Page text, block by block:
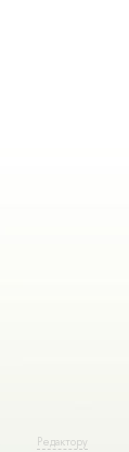
Редактору